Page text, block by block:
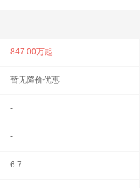
847.00万起
暂无降价优惠
-
-
6.7